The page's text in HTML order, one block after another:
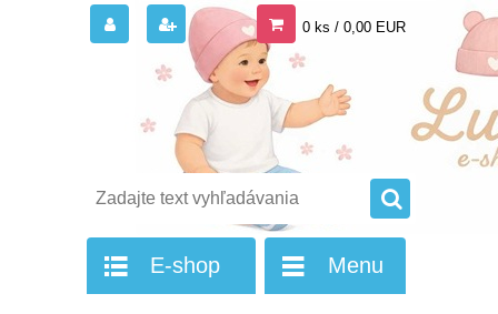
0 ks / 0,00 EUR
E-shop Menu